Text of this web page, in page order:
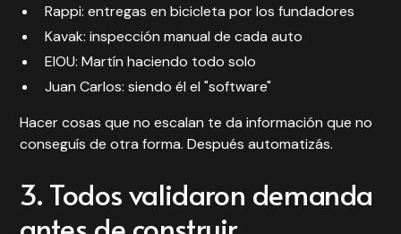
Rappi: entregas en bicicleta por los fundadores
Kavak: inspección manual de cada auto
EIOU: Martín haciendo todo solo
Juan Carlos: siendo él el "software"
Hacer cosas que no escalan te da información que no
conseguís de otra forma. Después automatizás.
3. Todos validaron demanda